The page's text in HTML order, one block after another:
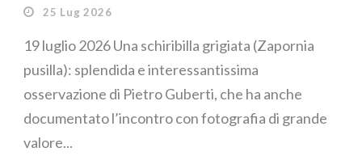
25 Lug 2026
19 luglio 2026 Una schiribilla grigiata (Zapornia
pusilla): splendida e interessantissima
osservazione di Pietro Guberti, che ha anche
documentato l’incontro con fotografia di grande
valore...